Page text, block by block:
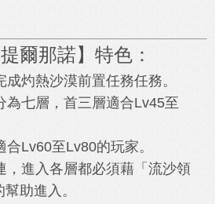
爾那諾】特色：
灼熱沙漠前置任務任務。
為七層，首三層適合Lv45至
Lv60至Lv80的玩家。
，進入各層都必須藉「流沙領
助進入。